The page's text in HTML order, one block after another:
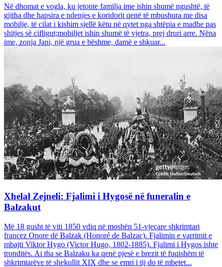
Në dhomat e vogla, ku jetonte familja ime ishin shumë ngushtë, të
gjitha dhe hapsira e ndenjes e koridorit qenë të mbushura me disa
mobilje, të cilat i kishim sjellë këtu në qytet nga shtëpia e madhe pas
shitjes së çifligut;mobiljet ishin shumë të vjetra, prej druri arre. Nëna
ime, zonja Jani, një grua e bëshme, damë e shkuar...
Xhelal Zejneli: Fjalimi i Hygosë në funeralin e
Balzakut
Më 18 gusht të viti 1850 vdiq në moshën 51-vjeçare shkrimtari
francez Onore dë Balzak (Honoré de Balzac). Fjalimin e varrimit e
mbajti Viktor Hygo (Victor Hugo, 1802-1885). Fjalimi i Hygos ishte
tronditës. Ai tha se Balzaku ka qenë pjesë e brezit të fuqishëm të
shkrimtarëve të shekullit XIX dhe se emri i tij do të mbetet...